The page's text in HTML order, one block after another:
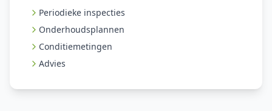
Periodieke inspecties
Onderhoudsplannen
Conditiemetingen
Advies